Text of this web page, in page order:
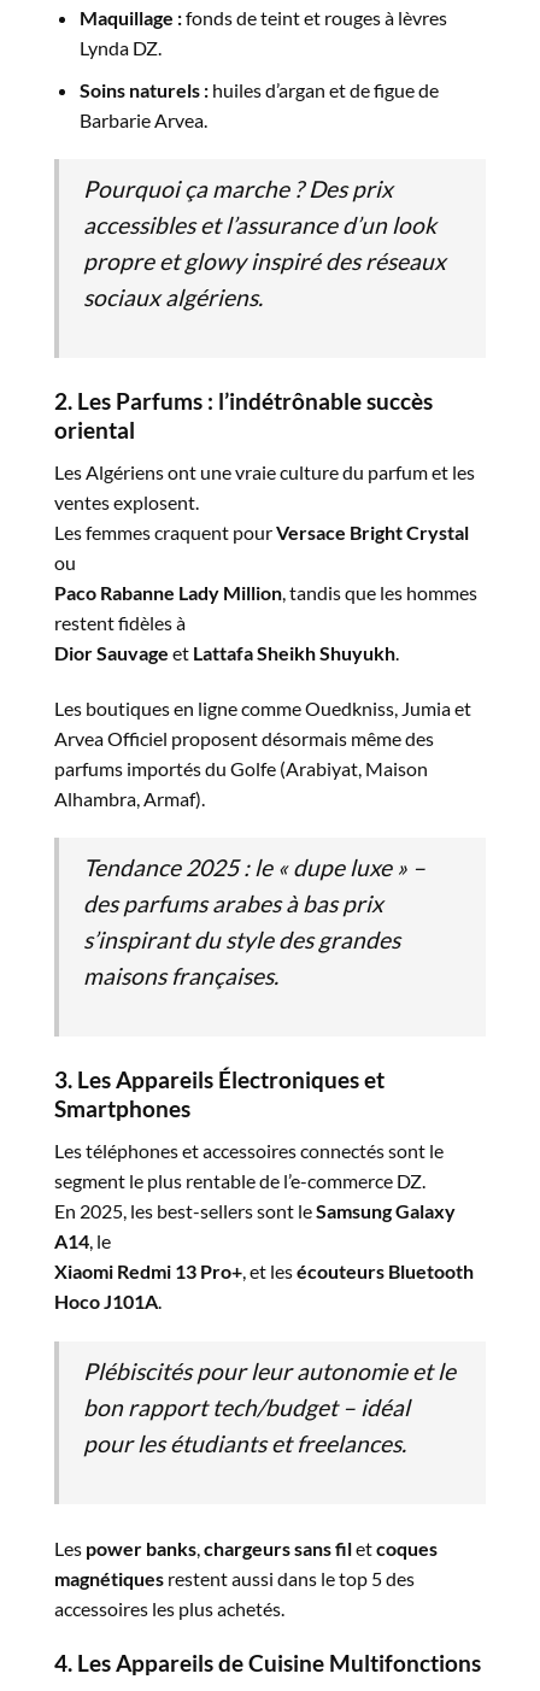
Maquillage :fonds de teint et rouges à lèvres
Lynda DZ.
Soins naturels :huiles d’argan et de figue de
Barbarie Arvea.
Pourquoi ça marche ?Des prix
accessibles et l’assurance d’un look
propre et glowy inspiré des réseaux
sociaux algériens.
2. Les Parfums : l’indétrônable succès
oriental
Les Algériens ont une vraie culture du parfum et les
ventes explosent.
Les femmes craquent pourVersace Bright Crystal
ou
Paco Rabanne Lady Million, tandis que les hommes
restent fidèles à
Dior Sauvage et Lattafa Sheikh Shuyukh.
Les boutiques en ligne comme Ouedkniss, Jumia et
Arvea Officiel proposent désormais même des
parfums importés du Golfe (Arabiyat, Maison
Alhambra, Armaf).
Tendance 2025 :le « dupe luxe » –
des parfums arabes à bas prix
s’inspirant du style des grandes
maisons françaises.
3. Les Appareils Électroniques et
Smartphones
Les téléphones et accessoires connectés sont le
segment le plus rentable de l’e-commerce DZ.
En 2025, les best-sellers sont leSamsung Galaxy
A14, le
Xiaomi Redmi 13 Pro+, et lesécouteurs Bluetooth
Hoco J101A.
Plébiscités pourleur autonomie et le
bon rapport tech/budget – idéal
pour les étudiants et freelances.
Les power banks chargeurs sans filetcoques
magnétiques restent aussi dans le top 5 des
accessoires les plus achetés.
4. Les Appareils de Cuisine Multifonctions